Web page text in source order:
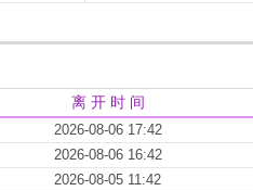
离 开 时 间
2026-08-06 17:42
2026-08-06 16:42
2026-08-05 11:42